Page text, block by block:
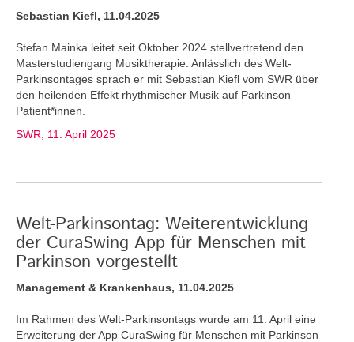
Sebastian Kiefl, 11.04.2025
Stefan Mainka leitet seit Oktober 2024 stellvertretend den
Masterstudiengang Musiktherapie. Anlässlich des Welt-
Parkinsontages sprach er mit Sebastian Kiefl vom SWR über
den heilenden Effekt rhythmischer Musik auf Parkinson
Patient*innen.
SWR, 11. April 2025
Welt-Parkinsontag: Weiterentwicklung
der CuraSwing App für Menschen mit
Parkinson vorgestellt
Management & Krankenhaus, 11.04.2025
Im Rahmen des Welt-Parkinsontags wurde am 11. April eine
Erweiterung der App CuraSwing für Menschen mit Parkinson